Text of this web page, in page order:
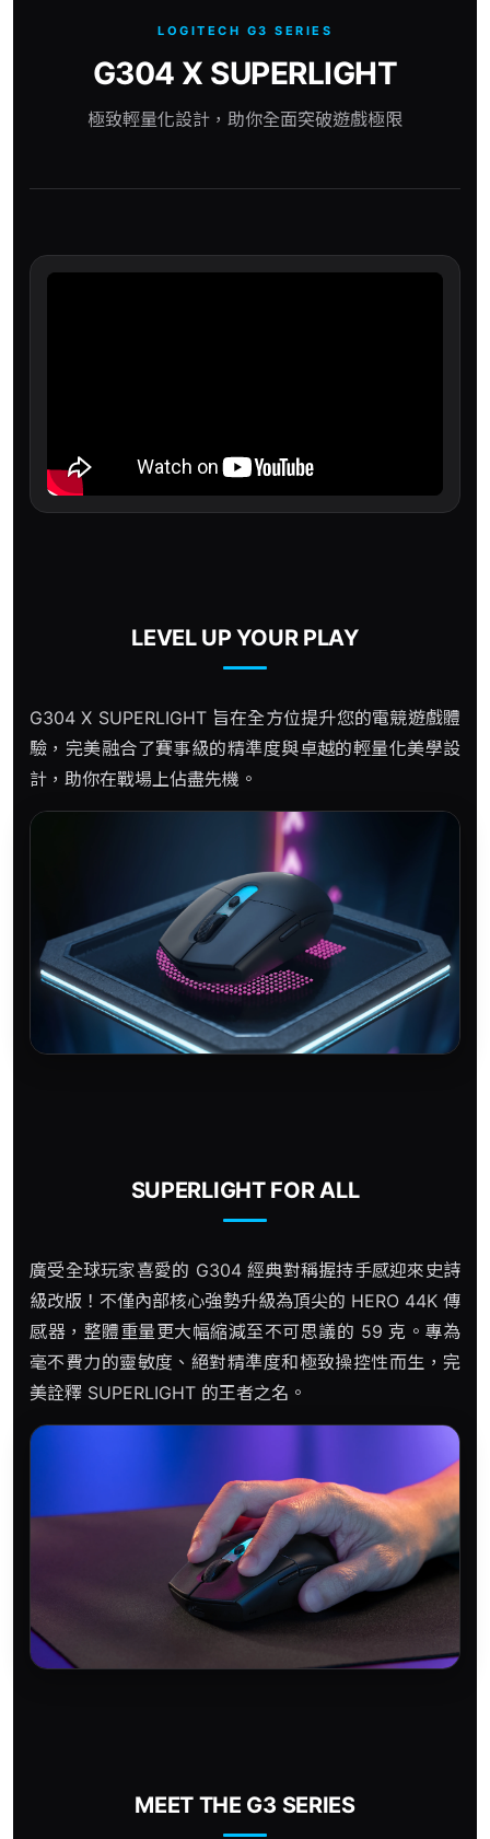
LOGITECH G3 SERIES
G304 X SUPERLIGHT
極致輕量化設計，助你全面突破遊戲極限
LEVEL UP YOUR PLAY
G304 X SUPERLIGHT 旨在全方位提升您的電競遊戲體
驗，完美融合了賽事級的精準度與卓越的輕量化美學設
計，助你在戰場上佔盡先機。
SUPERLIGHT FOR ALL
廣受全球玩家喜愛的 G304 經典對稱握持手感迎來史詩
級改版！不僅內部核心強勢升級為頂尖的 HERO 44K 傳
感器，整體重量更大幅縮減至不可思議的 59 克。專為
毫不費力的靈敏度、絕對精準度和極致操控性而生，完
美詮釋 SUPERLIGHT 的王者之名。
MEET THE G3 SERIES